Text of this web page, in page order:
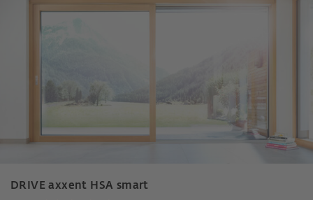
DRIVE axxent HSA smart